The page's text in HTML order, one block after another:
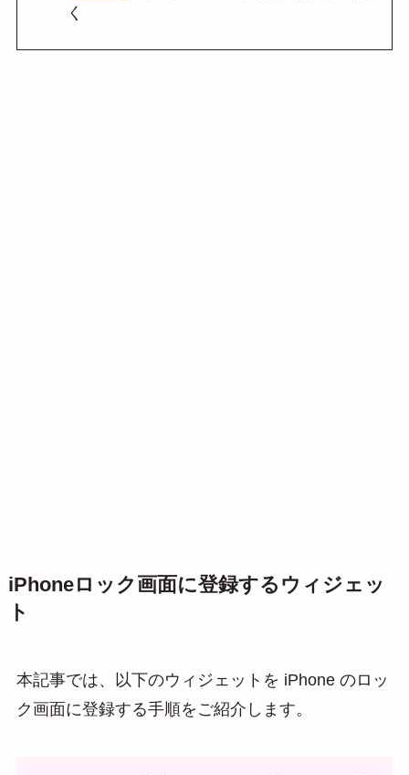
く
iPhoneロック画面に登録するウィジェッ
ト
本記事では、以下のウィジェットを iPhone のロッ
ク画面に登録する手順をご紹介します。